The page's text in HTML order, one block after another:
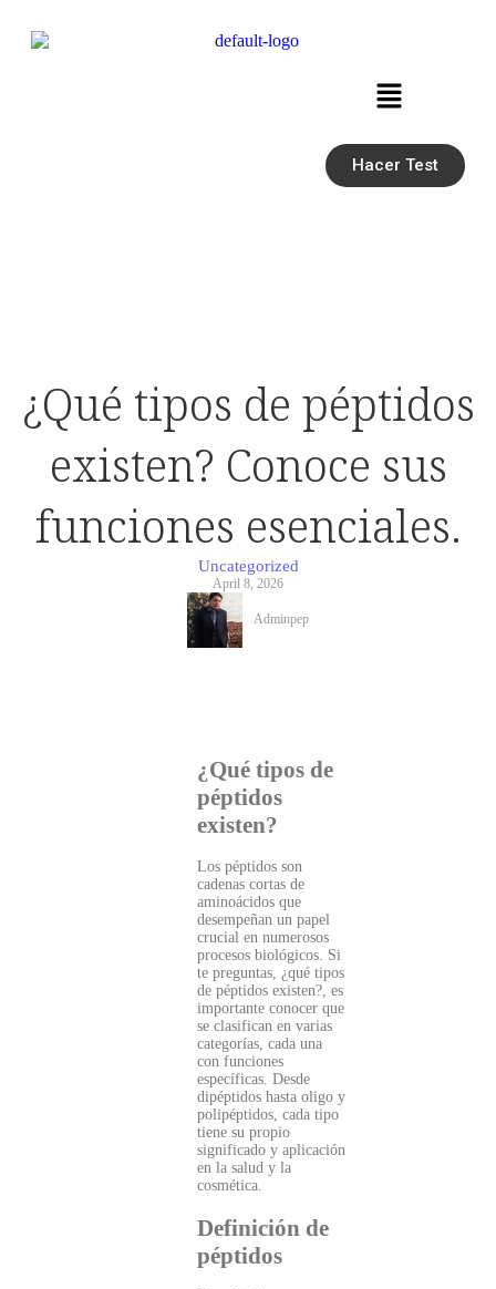
Hacer Test
¿Qué tipos de péptidos
existen? Conoce sus
funciones esenciales.
Uncategorized
April 8, 2026
Adminpep
¿Qué tipos de
péptidos
existen?
Los péptidos son
cadenas cortas de
aminoácidos que
desempeñan un papel
crucial en numerosos
procesos biológicos. Si
te preguntas, ¿qué tipos
de péptidos existen?, es
importante conocer que
se clasifican en varias
categorías, cada una
con funciones
específicas. Desde
dipéptidos hasta oligo y
polipéptidos, cada tipo
tiene su propio
significado y aplicación
en la salud y la
cosmética.
Definición de
péptidos